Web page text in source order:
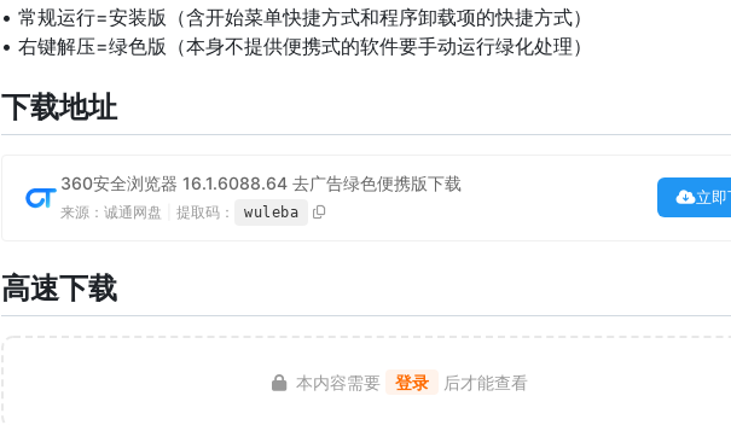
• 常规运行=安装版（含开始菜单快捷方式和程序卸载项的快捷方式）
• 右键解压=绿色版（本身不提供便携式的软件要手动运行绿化处理）
下载地址
360安全浏览器 16.1.6088.64 去广告绿色便携版下载
来源：诚通网盘 提取码： wuleba
立
高速下载
本内容需要 登录 后才能查看